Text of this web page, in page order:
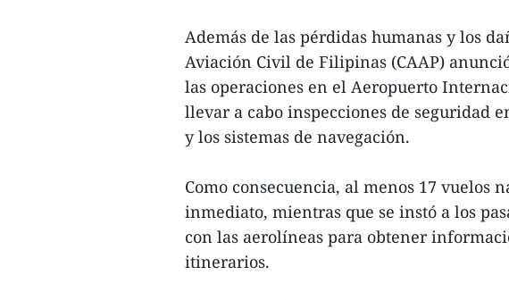
Además de las pérdidas humanas y los
Aviación Civil de Filipinas (CAAP)
las operaciones en el Aeropuerto
llevar a cabo inspecciones de seguridad
y los sistemas de navegación.
Como consecuencia, al menos 17 vuelos
inmediato, mientras que se instó a los
con las aerolíneas para obtener
itinerarios.